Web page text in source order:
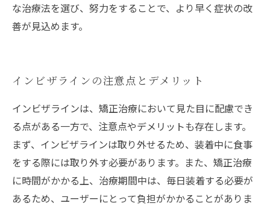
な治療法を選び、努力をすることで、より早く症状の改
善が見込めます。
インビザラインの注意点とデメリット
インビザラインは、矯正治療において見た目に配慮でき
る点がある一方で、注意点やデメリットも存在します。
まず、インビザラインは取り外せるため、装着中に食事
をする際には取り外す必要があります。また、矯正治療
に時間がかかる上、治療期間中は、毎日装着する必要が
あるため、ユーザーにとって負担がかかることがありま